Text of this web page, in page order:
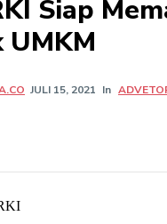
Siap
UMKM
JULI 15, 2021 In